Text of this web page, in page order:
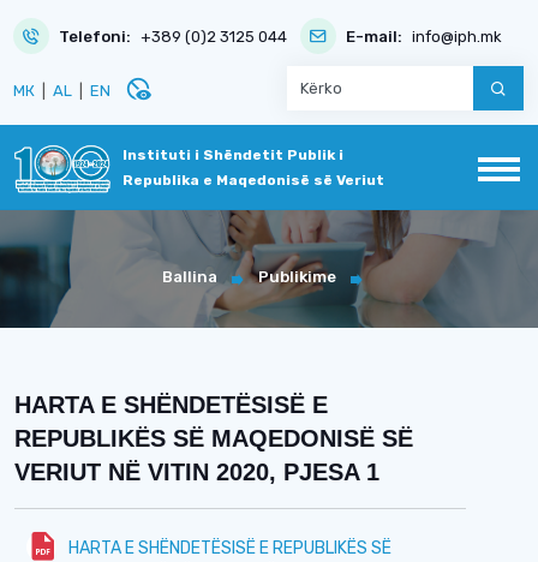
Telefoni: +389 (0)2 3125 044 E-mail: info@iph.mk
МК AL EN disabled_visible
Instituti i Shëndetit Publik i
Republika e Maqedonisë së Veriut
Ballina Publikime
HARTA E SHËNDETËSISË E
REPUBLIKËS SË MAQEDONISË SË
VERIUT NË VITIN 2020, PJESA 1
HARTA E SHËNDETËSISË E REPUBLIKËS SË